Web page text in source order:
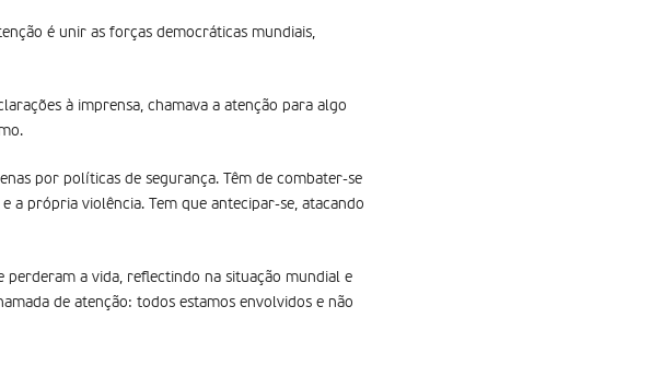
é unir as forças democráticas mundiais,
à imprensa, chamava a atenção para algo
por políticas de segurança. Têm de combater-se
a própria violência. Tem que antecipar-se, atacando
a vida, reflectindo na situação mundial e
de atenção: todos estamos envolvidos e não